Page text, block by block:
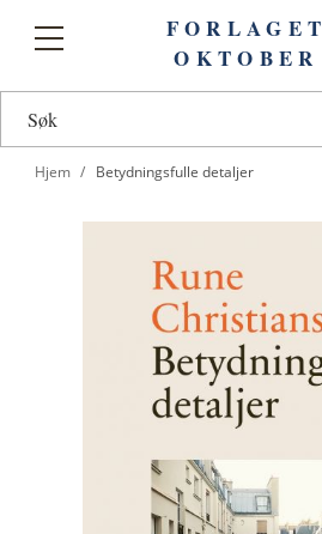
Toggle
FORLAGET
OKTOBER
Hjem Betydningsfulle detaljer